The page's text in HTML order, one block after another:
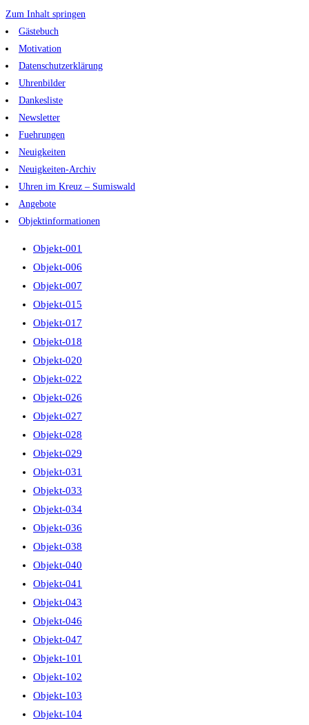
Zum Inhalt springen
Gästebuch
Motivation
Datenschutzerklärung
Uhrenbilder
Dankesliste
Newsletter
Fuehrungen
Neuigkeiten
Neuigkeiten-Archiv
Uhren im Kreuz – Sumiswald
Angebote
Objektinformationen
Objekt-001
Objekt-006
Objekt-007
Objekt-015
Objekt-017
Objekt-018
Objekt-020
Objekt-022
Objekt-026
Objekt-027
Objekt-028
Objekt-029
Objekt-031
Objekt-033
Objekt-034
Objekt-036
Objekt-038
Objekt-040
Objekt-041
Objekt-043
Objekt-046
Objekt-047
Objekt-101
Objekt-102
Objekt-103
Objekt-104